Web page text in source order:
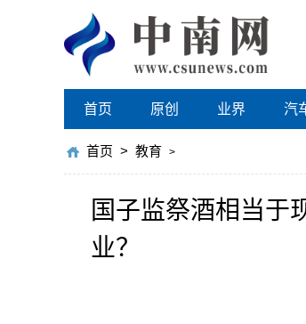
首页 原创 业界 汽
首页 > 教育 >
国子监祭酒相当于
业？